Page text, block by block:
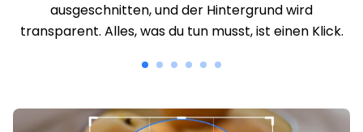
ausgeschnitten, und der Hintergrund wird
transparent. Alles, was du tun musst, ist einen Klick.